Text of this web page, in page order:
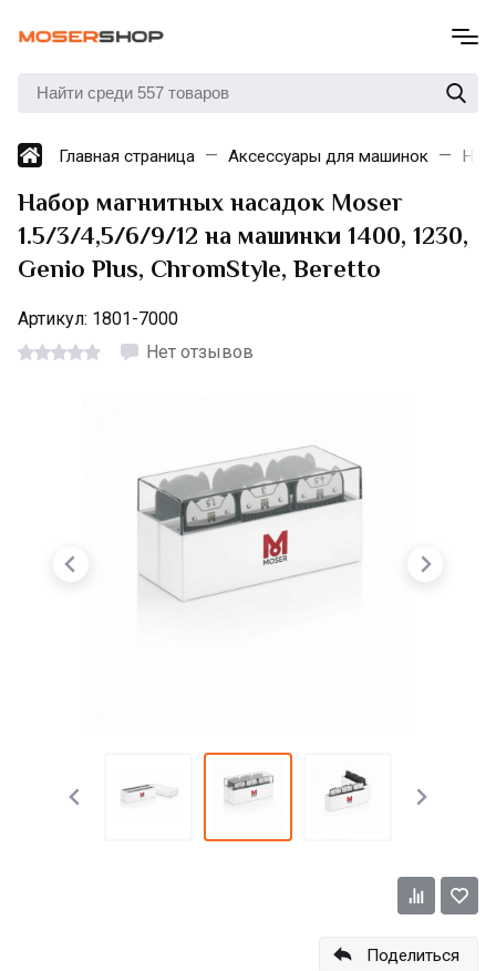
Главная страница Аксессуары для машинок
Набор магнитных насадок Moser
1.5/3/4,5/6/9/12 на машинки 1400, 1230,
Genio Plus, ChromStyle, Beretto
Артикул: 1801-7000
Нет отзывов
Поделиться